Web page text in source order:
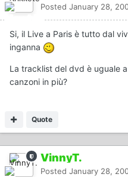
Posted January 28,
Si, il Live a Paris è tutto dal
inganna
La tracklist del dvd è uguale
canzoni in più?
Quote
VinnyT.
Posted January 28,